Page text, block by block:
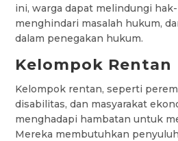
ini, warga dapat melindungi
menghindari masalah hukum,
dalam penegakan hukum.
Kelompok Rentan
Kelompok rentan, seperti
disabilitas, dan masyarakat
menghadapi hambatan untuk
Mereka membutuhkan